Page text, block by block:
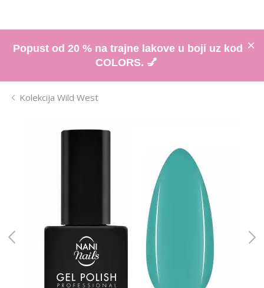
Popust od 20 % na trajne lakove u boji uz kod
COLORS. 💅
Kolekcija Wild West